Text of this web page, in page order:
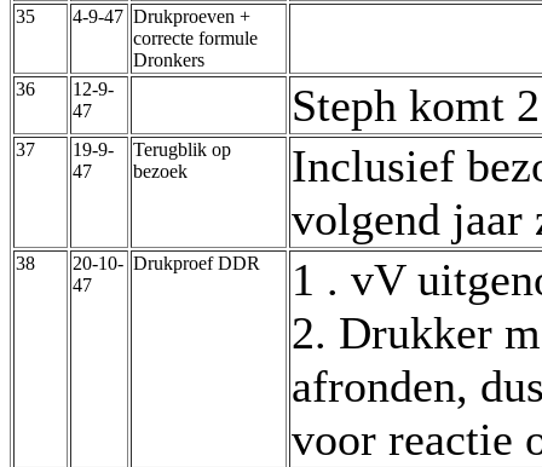
35 4-9-47 Drukproeven +
correcte formule
Dronkers
36
12-9-
47
Steph komt
37
19-9-
47
Terugblik op
bezoek
Inclusief
volgend jaar
38
20-10-
47
Drukproef DDR
1 . vV
2. Drukker
afronden,
voor reactie